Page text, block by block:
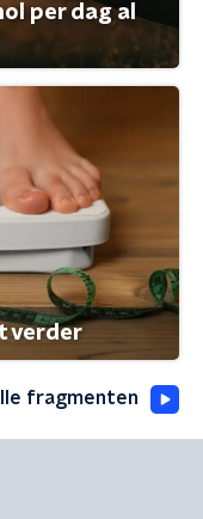
per dag al
verder
fragmenten